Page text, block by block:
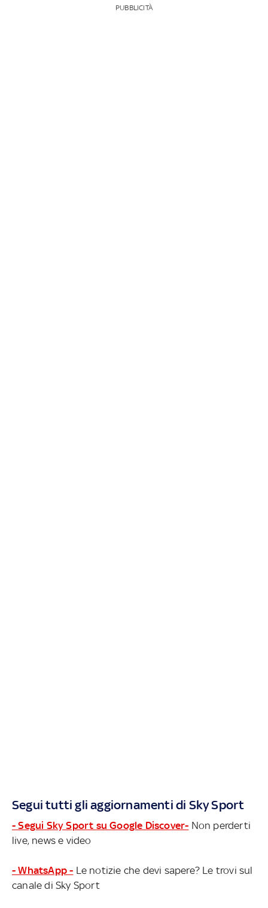
PUBBLICITÀ
Segui tutti gli aggiornamenti di Sky Sport
- Segui Sky Sport su Google Discover- Non perderti
live, news e video
- WhatsApp - Le notizie che devi sapere? Le trovi sul
canale di Sky Sport